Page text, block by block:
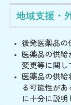
地域支援・
後発医薬品の
医薬品の供
変更等に関し
医薬品の供
る可能性が
に十分に説明